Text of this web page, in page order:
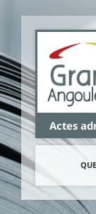
Actes
Panneau de